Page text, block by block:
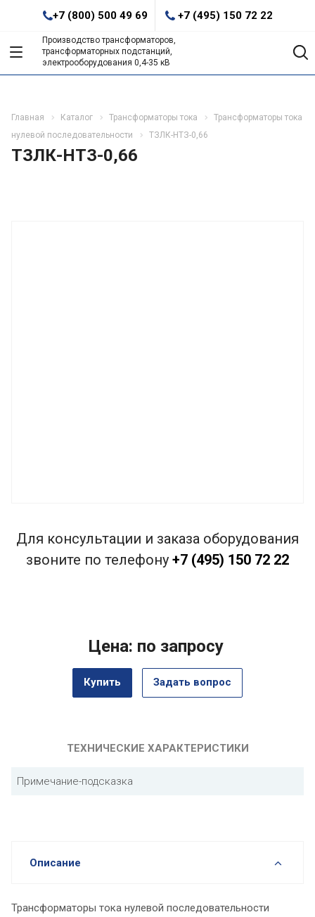
+7 (800) 500 49 69 +7 (495) 150 72 22
Производство трансформаторов,
трансформаторных подстанций,
электрооборудования 0,4-35 кВ
Главная Каталог Трансформаторы тока
Трансформаторы тока
нулевой последовательности
ТЗЛК-НТЗ-0,66
ТЗЛК-НТЗ-0,66
Для консультации и заказа оборудования
звоните по телефону +7 (495) 150 72 22
Цена: по запросу
Купить Задать вопрос
ТЕХНИЧЕСКИЕ ХАРАКТЕРИСТИКИ
Примечание-подсказка
Описание
Трансформаторы тока нулевой последовательности